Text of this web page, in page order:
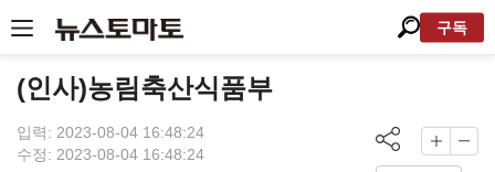
구독
(인사)농림축산식품부
입력: 2023-08-04 16:48:24
수정: 2023-08-04 16:48:24